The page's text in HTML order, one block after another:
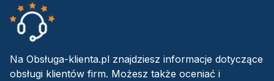
Na Obsługa-klienta.pl znajdziesz informacje dotyczące
obsługi klientów firm. Możesz także oceniać i